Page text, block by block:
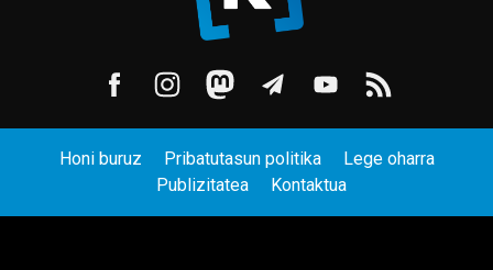
Honi buruz Pribatutasun politika
Lege oharra
Publizitatea
Kontaktua